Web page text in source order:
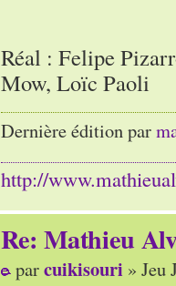
Réal : Felipe
Mow, Loïc Paoli
Dernière édition par
http://
Re: Mathieu
parcuikisouri » Jeu